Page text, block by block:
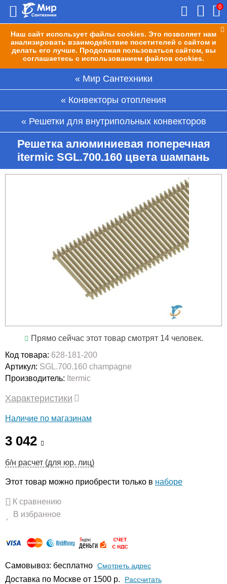
Наш сайт использует файлы cookies. Это позволяет нам
анализировать взаимодействие посетителей с сайтом и
делать его лучше. Продолжая пользоваться сайтом, вы
соглашаетесь с использованием файлов cookies.
0
Мир Сантехники
Конвекторы отопления
Решетки для внутрипольных конвекторов
Решетка алюминиевая поперечная
itermic SGL.700.160 цвета шампань
Прямо сейчас этот товар смотрят 14 человек.
Код товара: 628-181-200
Артикул: SGL.700.160 champagne
Производитель: Itermic
Характеристики
Наличие по магазинам
3 042
б/н расчет (для юр. лиц)
Этот товар можно приобрести только в наборе
К сравнению
В избранное
Самовывоз: бесплатно Смотреть адрес
Доставка по Москве от 1500 р. Расcчитать